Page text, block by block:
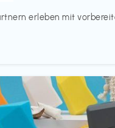
erleben mit